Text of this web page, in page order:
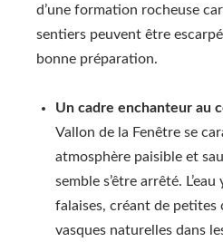
d’une formation rocheuse
sentiers peuvent être
bonne préparation.
Un cadre enchanteur au
Vallon de la Fenêtre se
atmosphère paisible et
semble s’être arrêté.
falaises, créant de petites
vasques naturelles dans